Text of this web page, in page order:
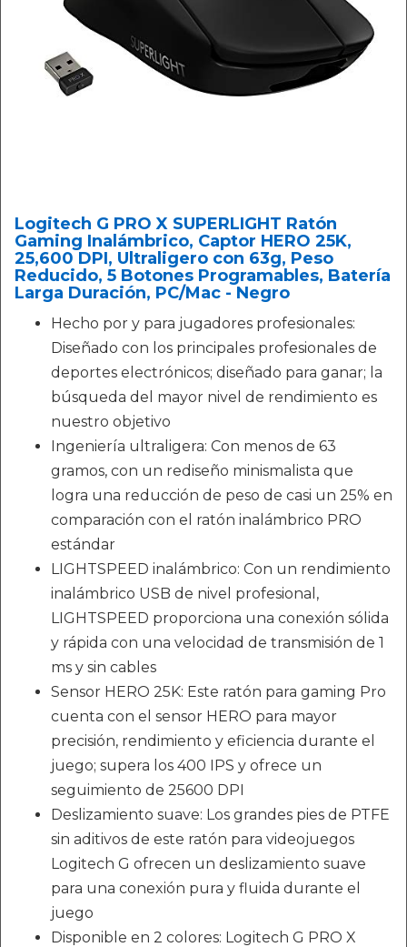
Logitech G PRO X SUPERLIGHT Ratón
Gaming Inalámbrico, Captor HERO 25K,
25,600 DPI, Ultraligero con 63g, Peso
Reducido, 5 Botones Programables, Batería
Larga Duración, PC/Mac - Negro
Hecho por y para jugadores profesionales:
Diseñado con los principales profesionales de
deportes electrónicos; diseñado para ganar; la
búsqueda del mayor nivel de rendimiento es
nuestro objetivo
Ingeniería ultraligera: Con menos de 63
gramos, con un rediseño minismalista que
logra una reducción de peso de casi un 25% en
comparación con el ratón inalámbrico PRO
estándar
LIGHTSPEED inalámbrico: Con un rendimiento
inalámbrico USB de nivel profesional,
LIGHTSPEED proporciona una conexión sólida
y rápida con una velocidad de transmisión de 1
ms y sin cables
Sensor HERO 25K: Este ratón para gaming Pro
cuenta con el sensor HERO para mayor
precisión, rendimiento y eficiencia durante el
juego; supera los 400 IPS y ofrece un
seguimiento de 25600 DPI
Deslizamiento suave: Los grandes pies de PTFE
sin aditivos de este ratón para videojuegos
Logitech G ofrecen un deslizamiento suave
para una conexión pura y fluida durante el
juego
Disponible en 2 colores: Logitech G PRO X